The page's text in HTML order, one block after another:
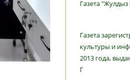
Газета "Жулдыз
Газета
культуры и
2013 года,
Г